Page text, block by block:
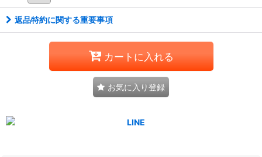
返品特約に関する重要事項
カートに入れる
お気に入り登録